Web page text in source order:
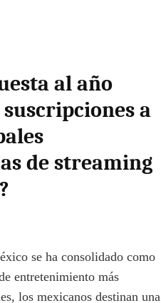
al año
a
de streaming
se ha consolidado como
entretenimiento más
los mexicanos destinan una